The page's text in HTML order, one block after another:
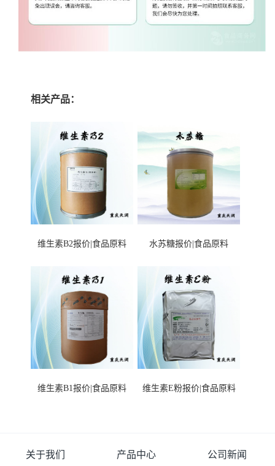
相关产品：
维生素B2报价|食品原料 水苏糖报价|食品原料
维生素B1报价|食品原料 维生素E粉报价|食品原料
关于我们 产品中心 公司新闻